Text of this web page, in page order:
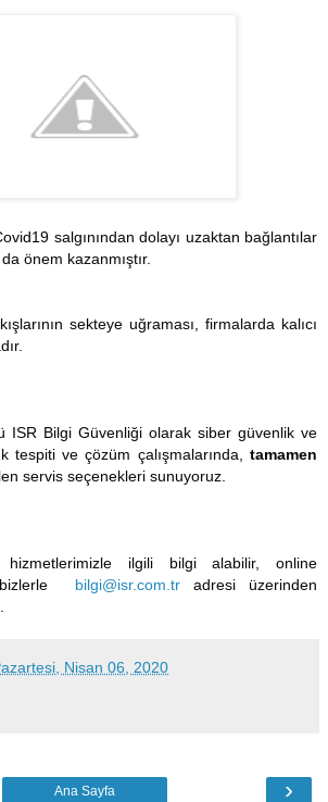
salgınından dolayı uzaktan bağlantılar
önem kazanmıştır.
sekteye uğraması, firmalarda kalıcı
ISR Bilgi Güvenliği olarak siber güvenlik ve
tespiti ve çözüm çalışmalarında, tamamen
servis seçenekleri sunuyoruz.
hizmetlerimizle ilgili bilgi alabilir, online
bizlerle bilgi@isr.com.tradresi üzerinden
Nisan 06, 2020
›
Ana Sayfa